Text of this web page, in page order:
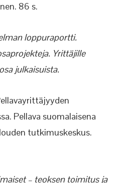
86 s.
loppuraportti.
Yrittäjille
julkaisuista.
Pellava suomalaisena
tutkimuskeskus.
– teoksen toimitus ja